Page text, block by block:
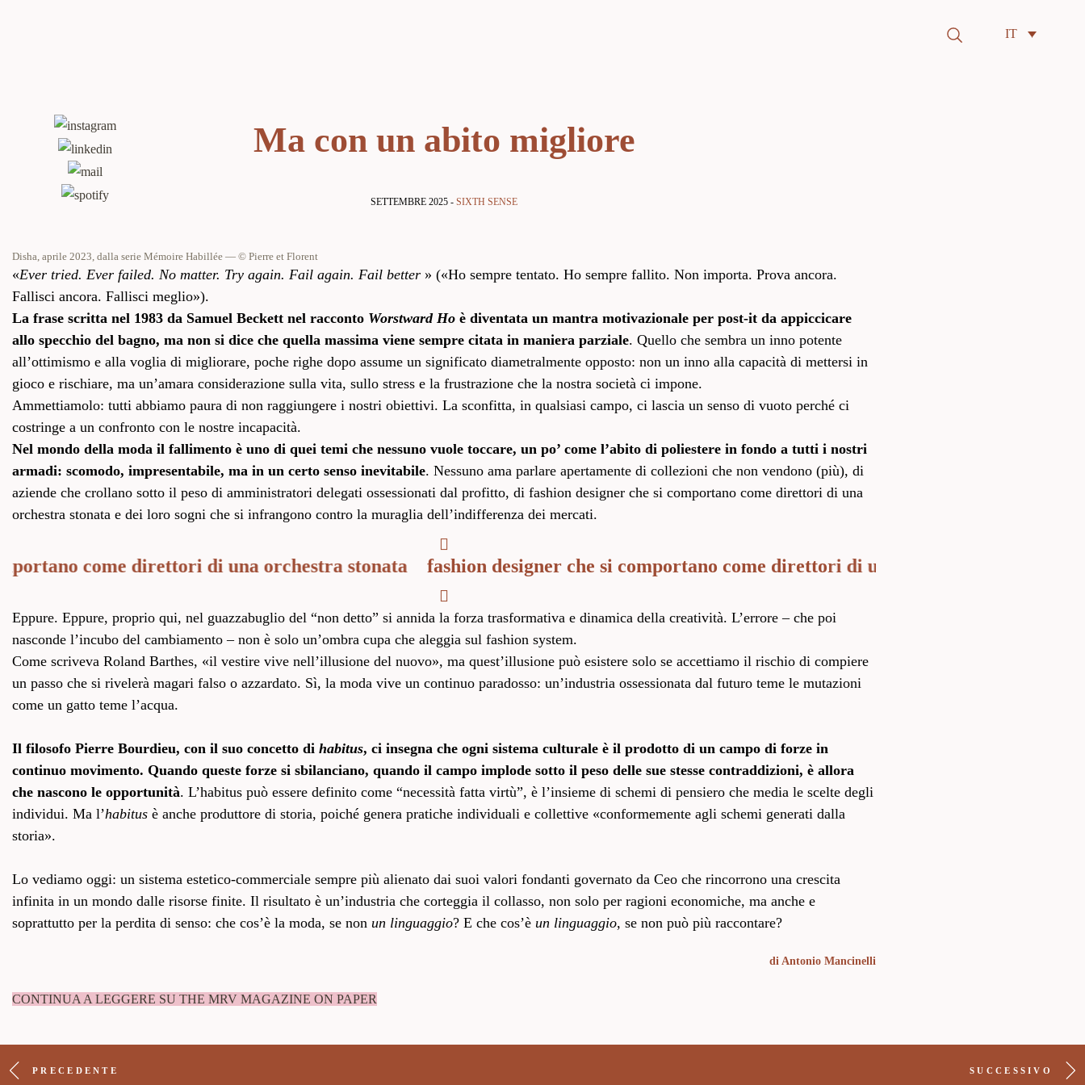
IT
Ma con un abito migliore
SETTEMBRE 2025 - SIXTH SENSE
Disha, aprile 2023, dalla serie Mémoire Habillée — © Pierre et Florent
«Ever tried. Ever failed. No matter. Try again. Fail again. Fail better » («Ho sempre tentato. Ho sempre fallito. Non importa. Prova ancora.
Fallisci ancora. Fallisci meglio»).
La frase scritta nel 1983 da Samuel Beckett nel racconto Worstward Ho è diventata un mantra motivazionale per post-it da appiccicare
allo specchio del bagno, ma non si dice che quella massima viene sempre citata in maniera parziale. Quello che sembra un inno potente
all’ottimismo e alla voglia di migliorare, poche righe dopo assume un significato diametralmente opposto: non un inno alla capacità di mettersi in
gioco e rischiare, ma un’amara considerazione sulla vita, sullo stress e la frustrazione che la nostra società ci impone.
Ammettiamolo: tutti abbiamo paura di non raggiungere i nostri obiettivi. La sconfitta, in qualsiasi campo, ci lascia un senso di vuoto perché ci
costringe a un confronto con le nostre incapacità.
Nel mondo della moda il fallimento è uno di quei temi che nessuno vuole toccare, un po’ come l’abito di poliestere in fondo a tutti i nostri
armadi: scomodo, impresentabile, ma in un certo senso inevitabile. Nessuno ama parlare apertamente di collezioni che non vendono (più), di
aziende che crollano sotto il peso di amministratori delegati ossessionati dal profitto, di fashion designer che si comportano come direttori di una
orchestra stonata e dei loro sogni che si infrangono contro la muraglia dell’indifferenza dei mercati.
come direttori di una orchestra stonata fashion designer che si comportano come direttori di una orchestra stonata
Eppure. Eppure, proprio qui, nel guazzabuglio del “non detto” si annida la forza trasformativa e dinamica della creatività. L’errore – che poi
nasconde l’incubo del cambiamento – non è solo un’ombra cupa che aleggia sul fashion system.
Come scriveva Roland Barthes, «il vestire vive nell’illusione del nuovo», ma quest’illusione può esistere solo se accettiamo il rischio di compiere
un passo che si rivelerà magari falso o azzardato. Sì, la moda vive un continuo paradosso: un’industria ossessionata dal futuro teme le mutazioni
come un gatto teme l’acqua.
Il filosofo Pierre Bourdieu, con il suo concetto di habitus, ci insegna che ogni sistema culturale è il prodotto di un campo di forze in
continuo movimento. Quando queste forze si sbilanciano, quando il campo implode sotto il peso delle sue stesse contraddizioni, è allora
che nascono le opportunità. L’habitus può essere definito come “necessità fatta virtù”, è l’insieme di schemi di pensiero che media le scelte degli
individui. Ma l’habitus è anche produttore di storia, poiché genera pratiche individuali e collettive «conformemente agli schemi generati dalla
storia».
Lo vediamo oggi: un sistema estetico-commerciale sempre più alienato dai suoi valori fondanti governato da Ceo che rincorrono una crescita
infinita in un mondo dalle risorse finite. Il risultato è un’industria che corteggia il collasso, non solo per ragioni economiche, ma anche e
soprattutto per la perdita di senso: che cos’è la moda, se non un linguaggio? E che cos’è un linguaggio, se non può più raccontare?
di Antonio Mancinelli
CONTINUA A LEGGERE SU THE MRV MAGAZINE ON PAPER
PRECEDENTE SUCCESSIVO